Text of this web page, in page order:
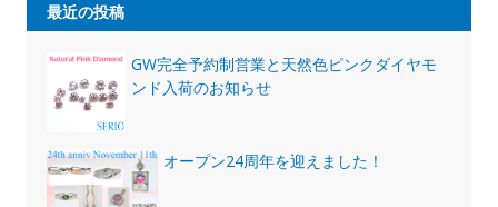
最近の投稿
GW完全予約制営業と天然色ピンクダイヤモ
ンド入荷のお知らせ
オープン24周年を迎えました！